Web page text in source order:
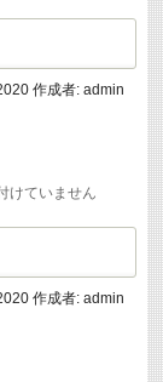
作成者: admin
けていません
作成者: admin